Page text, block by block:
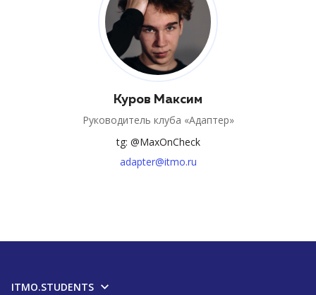
Куров Максим
Руководитель клуба «Адаптер»
tg: @MaxOnCheck
adapter@itmo.ru
ITMO.STUDENTS